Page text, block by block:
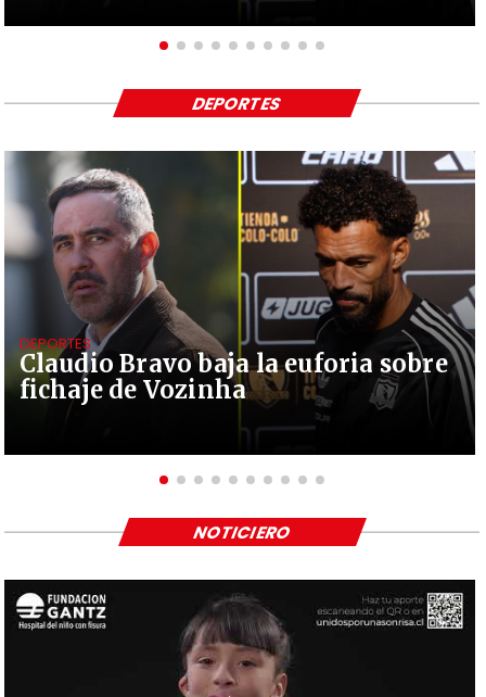
Claudio Bravo baja la euforia sobre
fichaje de Vozinha
DEPORTES
DEPORTES
NOTICIERO